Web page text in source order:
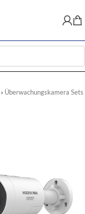
Überwachungskamera Sets